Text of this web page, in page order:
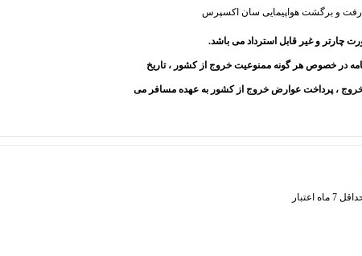
رفت و برگشت هواپیمایی سان اکسپرس
چارتر و غیر قابل استرداد می باشد.
در خصوص هر گونه ممنوعیت خروج از کشور ، تاریخ
خروج ، پرداخت عوارض خروج از کشور به عهده مسافر می
اعتبار